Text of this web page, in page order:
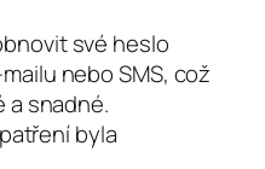
své heslo
nebo SMS, což
a snadné.
byla